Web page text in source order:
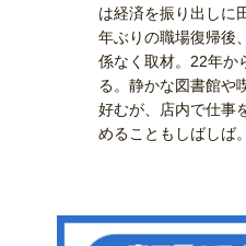
は経済を振り出しに
年ぶりの職場復帰後
係なく取材。22年か
る。静かな図書館や
好むが、店内で仕事
めることもしばしば。